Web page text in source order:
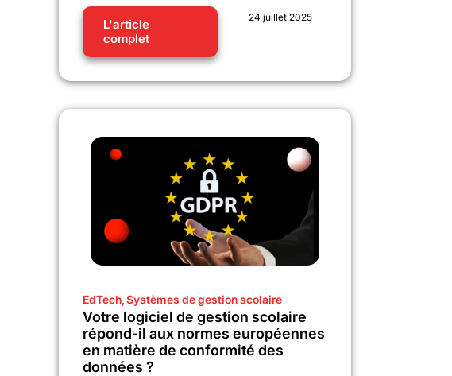
L'article
complet
24 juillet 2025
EdTech,Systèmes de gestion scolaire
Votre logiciel de gestion scolaire
répond-il aux normes européennes
en matière de conformité des
données ?